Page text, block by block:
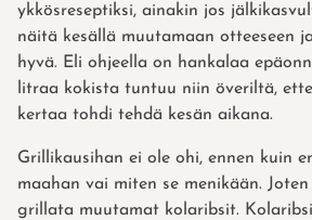
ykkösreseptiksi, ainakin jos
näitä kesällä muutamaan otteeseen
hyvä. Eli ohjeella on hankalaa
litraa kokista tuntuu niin överiltä,
kertaa tohdi tehdä kesän aikana.
Grillikausihan ei ole ohi, ennen kuin
maahan vai miten se menikään.
grillata muutamat kolaribsit.